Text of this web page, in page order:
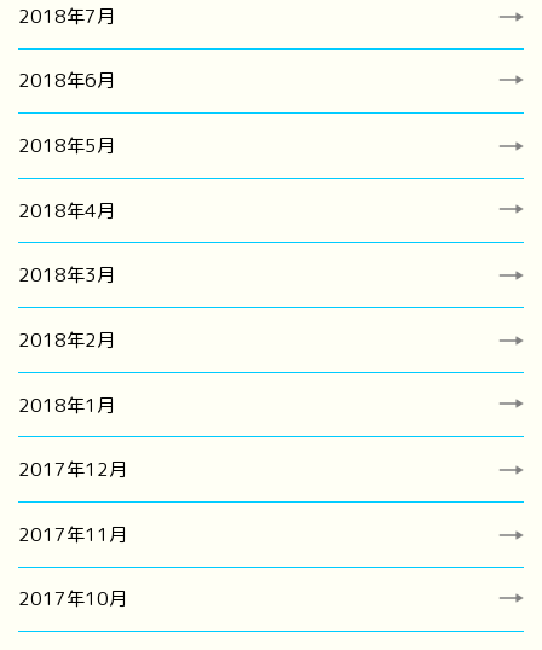
2018年7月
2018年6月
2018年5月
2018年4月
2018年3月
2018年2月
2018年1月
2017年12月
2017年11月
2017年10月